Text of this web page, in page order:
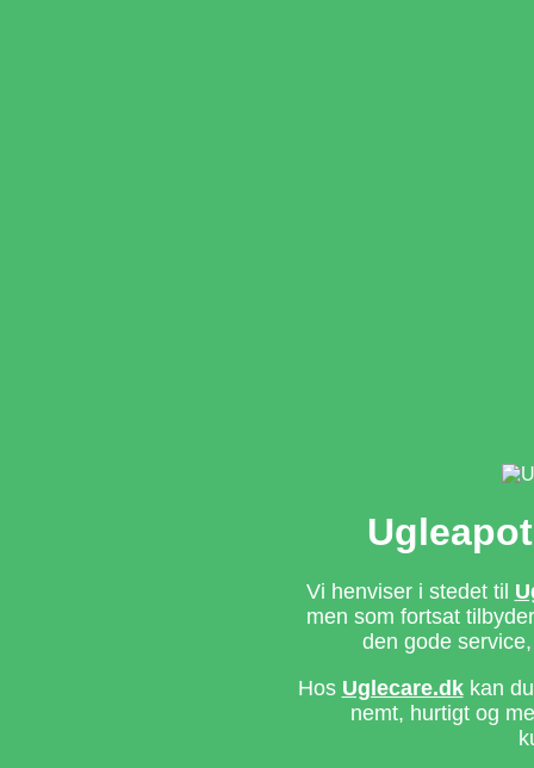
Vi henviser i stedet til
men som fortsat
den gode
Hos Uglecare.dkkan du
nemt, hurtigt og